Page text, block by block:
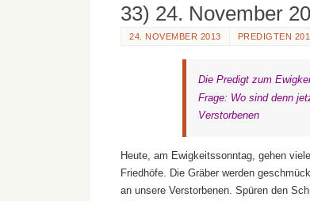
33) 24. November
24. NOVEMBER 2013 PREDIGTEN
Die Predigt zum
Frage: Wo sind denn
Verstorbenen
Heute, am Ewigkeitssonntag, gehen
Friedhöfe. Die Gräber werden
an unsere Verstorbenen. Spüren den